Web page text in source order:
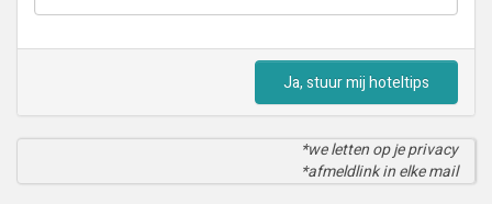
Ja, stuur mij hoteltips
*we letten op je privacy
*afmeldlink in elke mail